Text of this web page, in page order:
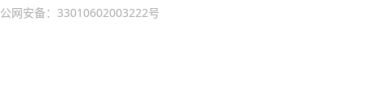
公网安备：33010602003222号